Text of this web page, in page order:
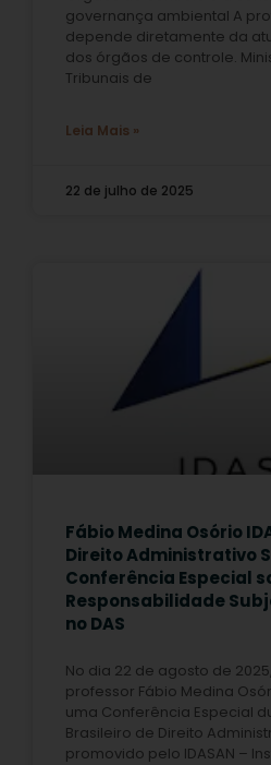
governança ambiental A
depende diretamente da
dos órgãos de controle.
Tribunais de
Leia Mais »
22 de julho de 2025
Fábio Medina Osório
Direito Administrativo
Conferência Especial
Responsabilidade
no DAS
No dia 22 de agosto de
professor Fábio Medina
uma Conferência Especial
Brasileiro de Direito
promovido pelo IDASAN –